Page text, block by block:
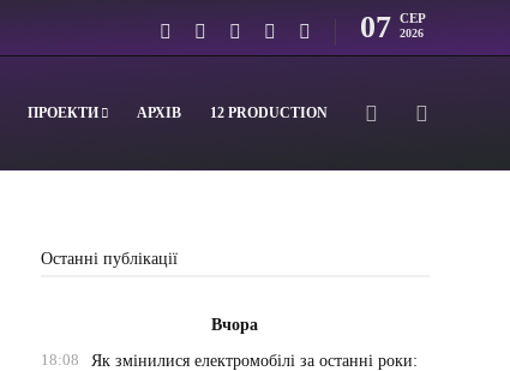
07 СЕР
2026
ПРОЕКТИ АРХІВ 12 PRODUCTION
Останні публікації
Вчора
18:08
Як змінилися електромобілі за останні роки: